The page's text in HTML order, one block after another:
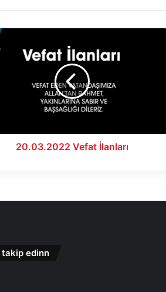
20.03.2022 Vefat İlanları
takip edinn